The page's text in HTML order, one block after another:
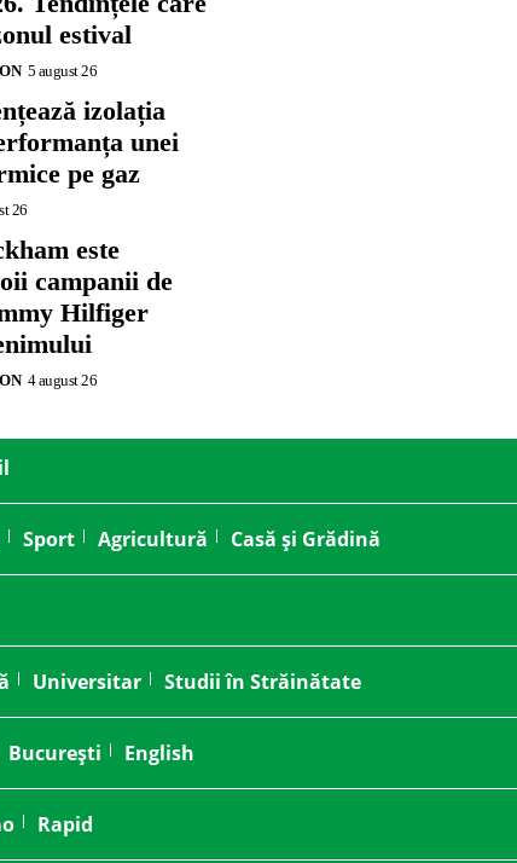
estival
5 august 26
izolația
unei
pe gaz
26
este
campanii de
Hilfiger
4 august 26
Sport Agricultură Casă și Grădină
Universitar Studii în Străinătate
București English
Rapid